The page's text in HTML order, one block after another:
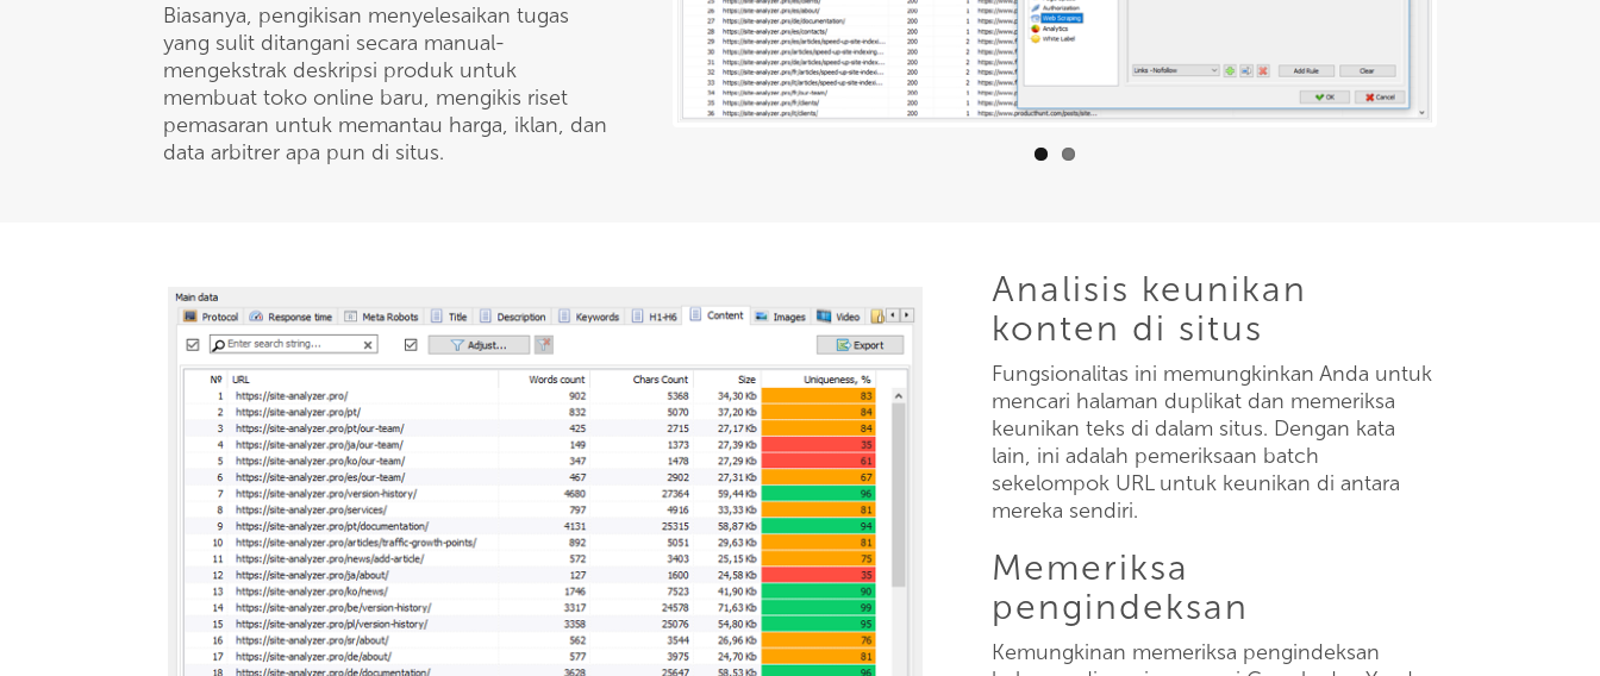
Biasanya, pengikisan menyelesaikan tugas
yang sulit ditangani secara manual-
mengekstrak deskripsi produk untuk
membuat toko online baru, mengikis riset
pemasaran untuk memantau harga, iklan, dan
data arbitrer apa pun di situs.
Analisis keunikan
konten di situs
Fungsionalitas ini memungkinkan Anda untuk
mencari halaman duplikat dan memeriksa
keunikan teks di dalam situs. Dengan kata
lain, ini adalah pemeriksaan batch
sekelompok URL untuk keunikan di antara
mereka sendiri.
Memeriksa
pengindeksan
Kemungkinan memeriksa pengindeksan